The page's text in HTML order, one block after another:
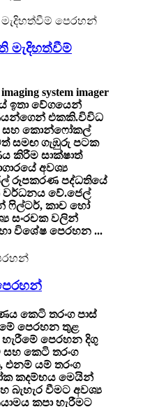
මැදිහත්වීම්
system imager
ඉතා වේගයෙන්
එකකි.විවිධ
සහ කොන්ෆෝකල්
සමඟ ගැඹුරු පටක
කිරීම සාක්ෂාත්
අවශ්‍ය
රූපකරණ පද්ධතියේ
වේ.ජෙල්
ෆිල්ටර්, කාච හෝ
සංරචක වලින්
විශේෂ පෙරහන ...
කෙටි තරංග පාස්
පෙරහන තුළ
පෙරහන දිගු
සහ කෙටි තරංග
එනම් යම් තරංග
කදම්භය මෙයින්
බැහැර වීමට අවශ්‍ය
කපා හැරීමට